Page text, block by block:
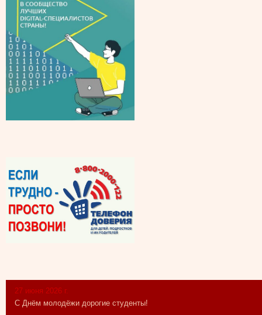
27 июня 2026 г.
С Днём молодёжи дорогие студенты!